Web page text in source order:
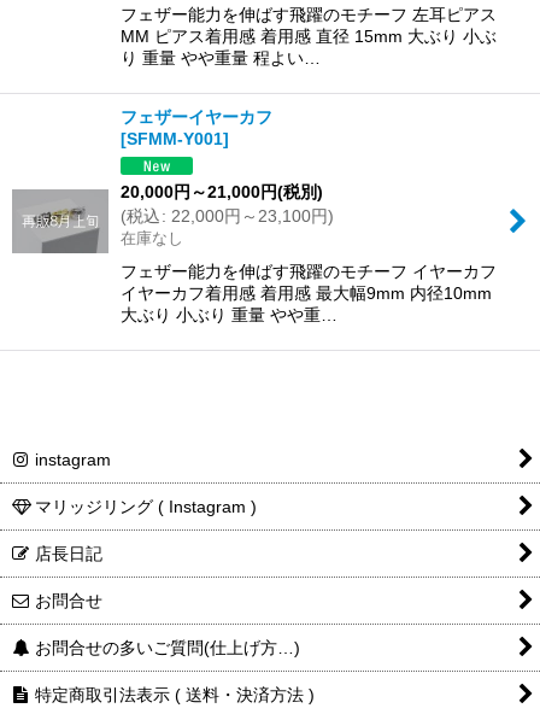
フェザー能力を伸ばす飛躍のモチーフ 左耳ピアス
MM ピアス着用感 着用感 直径 15mm 大ぶり 小ぶ
り 重量 やや重量 程よい…
フェザーイヤーカフ
[SFMM-Y001]
20,000円 ～21,000円(税別)
(税込: 22,000円 ～23,100円)
在庫なし
フェザー能力を伸ばす飛躍のモチーフ イヤーカフ
イヤーカフ着用感 着用感 最大幅9mm 内径10mm
大ぶり 小ぶり 重量 やや重…
instagram
マリッジリング ( Instagram )
店長日記
お問合せ
お問合せの多いご質問(仕上げ方…)
特定商取引法表示 ( 送料・決済方法 )